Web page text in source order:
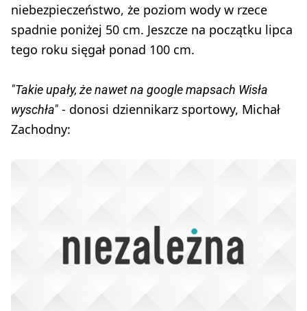
niebezpieczeństwo, że poziom wody w rzece
spadnie poniżej 50 cm. Jeszcze na początku lipca
tego roku sięgał ponad 100 cm.
"Takie upały, że nawet na google mapsach Wisła
wyschła" - donosi dziennikarz sportowy, Michał
Zachodny: